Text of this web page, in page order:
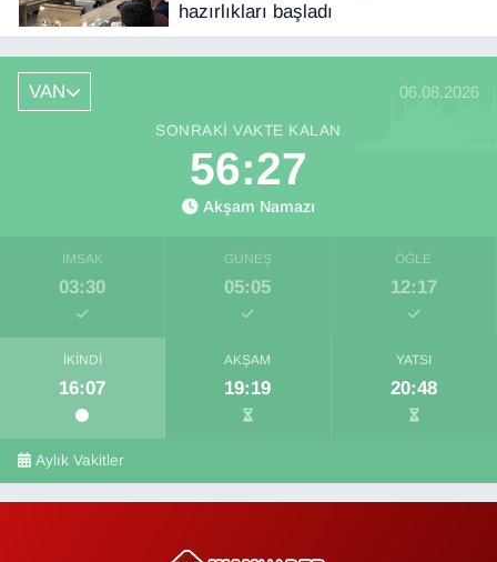
hazırlıkları başladı
VAN 06.08.2026
SONRAKI VAKTE KALAN
56:27
Akşam Namazı
İMSAK
03:30
GÜNEŞ
05:05
ÖĞLE
12:17
İKINDI
16:07
AKŞAM
19:19
YATSI
20:48
Aylık Vakitler